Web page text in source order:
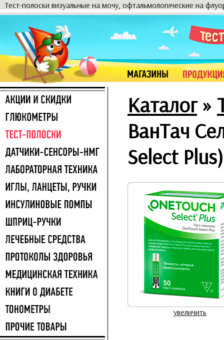
Тест-полоски визуальные на мочу, офтальмологические на
Каталог»
ВанТач
Select Plus)
увеличить